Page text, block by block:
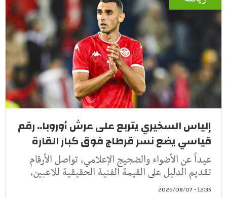
إلياس السخيري يتربع على عرش أوروبا.. رقم
قياسي يضع نسر قرطاج فوق كبار القارة
عيداً عن الأضواء والضجيج الإعلامي، تواصل الأرقام
تقديم الدليل على القيمة الفنية الحقيقية للاعبين،
12:35 - 2026/08/07